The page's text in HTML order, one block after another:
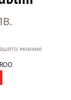
мнение